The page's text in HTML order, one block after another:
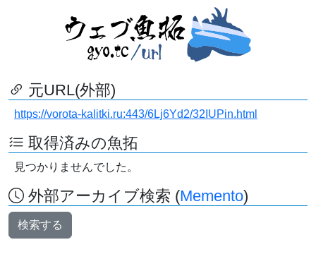
元URL(外部)
https://vorota-kalitki.ru:443/6Lj6Yd2/32IUPin.html
取得済みの魚拓
見つかりませんでした。
外部アーカイブ検索 (Memento)
検索する